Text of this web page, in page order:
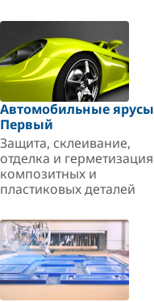
Автомобильные ярусы
Первый
Защита, склеивание,
отделка и герметизация
композитных и
пластиковых деталей